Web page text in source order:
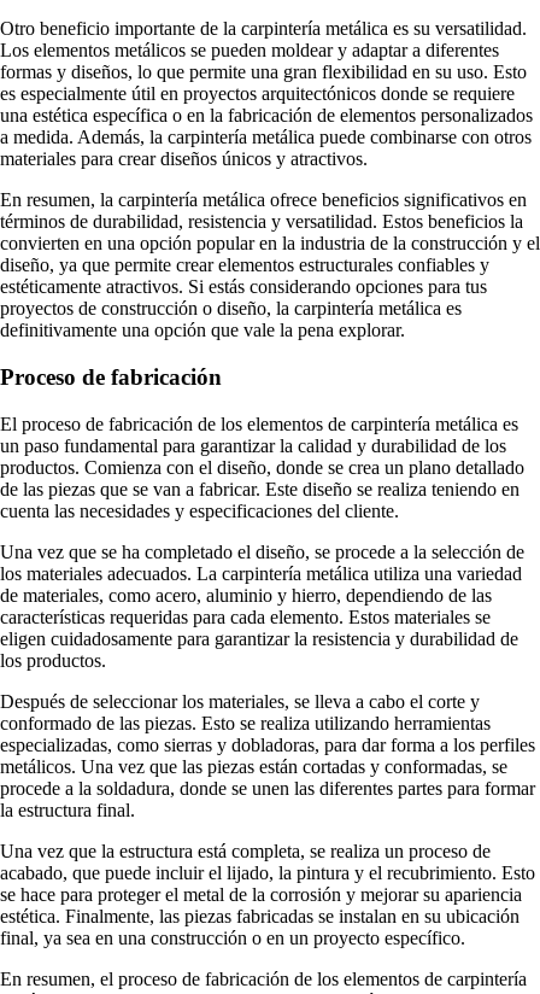
Otro beneficio importante de la carpintería metálica es su versatilidad.
Los elementos metálicos se pueden moldear y adaptar a diferentes
formas y diseños, lo que permite una gran flexibilidad en su uso. Esto
es especialmente útil en proyectos arquitectónicos donde se requiere
una estética específica o en la fabricación de elementos personalizados
a medida. Además, la carpintería metálica puede combinarse con otros
materiales para crear diseños únicos y atractivos.
En resumen, la carpintería metálica ofrece beneficios significativos en
términos de durabilidad, resistencia y versatilidad. Estos beneficios la
convierten en una opción popular en la industria de la construcción y el
diseño, ya que permite crear elementos estructurales confiables y
estéticamente atractivos. Si estás considerando opciones para tus
proyectos de construcción o diseño, la carpintería metálica es
definitivamente una opción que vale la pena explorar.
Proceso de fabricación
El proceso de fabricación de los elementos de carpintería metálica es
un paso fundamental para garantizar la calidad y durabilidad de los
productos. Comienza con el diseño, donde se crea un plano detallado
de las piezas que se van a fabricar. Este diseño se realiza teniendo en
cuenta las necesidades y especificaciones del cliente.
Una vez que se ha completado el diseño, se procede a la selección de
los materiales adecuados. La carpintería metálica utiliza una variedad
de materiales, como acero, aluminio y hierro, dependiendo de las
características requeridas para cada elemento. Estos materiales se
eligen cuidadosamente para garantizar la resistencia y durabilidad de
los productos.
Después de seleccionar los materiales, se lleva a cabo el corte y
conformado de las piezas. Esto se realiza utilizando herramientas
especializadas, como sierras y dobladoras, para dar forma a los perfiles
metálicos. Una vez que las piezas están cortadas y conformadas, se
procede a la soldadura, donde se unen las diferentes partes para formar
la estructura final.
Una vez que la estructura está completa, se realiza un proceso de
acabado, que puede incluir el lijado, la pintura y el recubrimiento. Esto
se hace para proteger el metal de la corrosión y mejorar su apariencia
estética. Finalmente, las piezas fabricadas se instalan en su ubicación
final, ya sea en una construcción o en un proyecto específico.
En resumen, el proceso de fabricación de los elementos de carpintería